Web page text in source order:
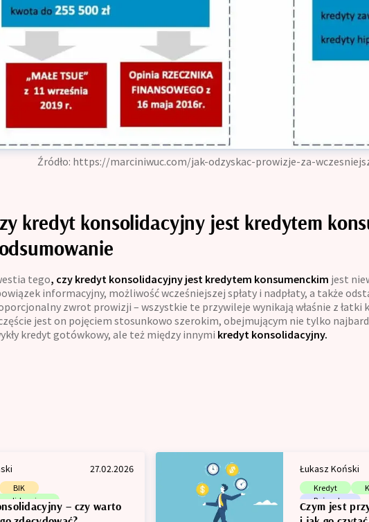
Źródło: https://marciniwuc.com/jak-odzyskac-prowizje-za-
kredyt konsolidacyjny jest kredytem
tego, czy kredyt konsolidacyjny jest kredytem konsumenckim jest
informacyjny, możliwość wcześniejszej spłaty i nadpłaty, a także
zwrot prowizji – wszystkie te przywileje wynikają właśnie z łatki
jest on pojęciem stosunkowo szerokim, obejmującym nie tylko
kredyt gotówkowy, ale też między innymi kredyt konsolidacyjny.
27.02.2026
BIK
– czy warto
Łukasz Koński
Kredyt
Pożyczka
Czym jest